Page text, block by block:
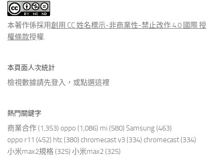
文
章
本著作係採用創用 CC 姓名標示-非商業性-禁止改作 4.0 國際 授
權條款授權.
本頁面人次統計
檢視數據請先登入，或點選這裡
熱門關鍵字
商業合作 (1,353) oppo (1,086) mi (580) Samsung (463)
oppo r11 (452) htc (380) chromecast v3 (334) chromecast (334)
小米max2規格 (325) 小米max2 (325)